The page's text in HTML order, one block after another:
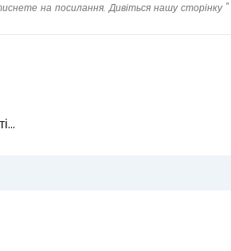
на посилання. Дивіться нашу сторінку "